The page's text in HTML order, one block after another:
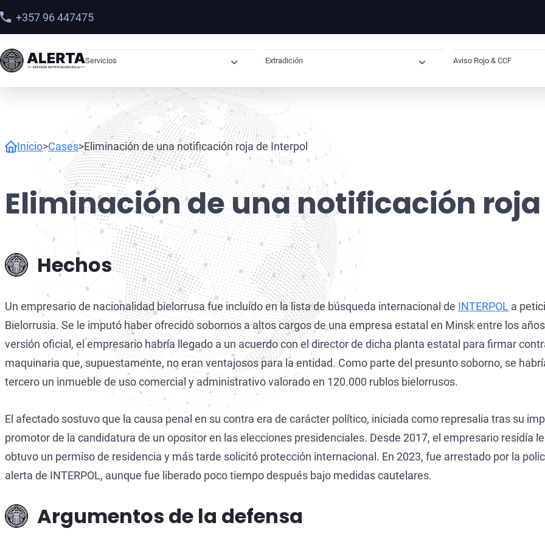
+357 96 447475
Servicios
Órdenes de Arresto
Derechos Humanos
Sanciones
Abogados OFAC
Sanciones OFAC en Latinoamérica
Recuperación de Activos
Narcotráfico
Lavado de Dinero
Ciberdelitos
Delitos Fiscales Internacionales
Extradición
Extradición Internacional
Extradición desde España
Extradición España–Reino Unido
Extradición España–Estados Unidos
Extradición España–México
Extradición España–Brasil
Extradición España–Dubai
Extradición Cuba–España
Extradición Colombia
Extradición Argentina
Extradición Venezuela
Extradición Brasil–Estados Unidos
Extradición Brasil–Portugal
Aviso Rojo & CCF
Cómo saber si
Verificación
Inicio>Cases>Eliminación de una notificación roja de Interpol
Eliminación de una notificación
Hechos
Un empresario de nacionalidad bielorrusa fue incluido en la lista de búsqueda internacional de INTERPOL a
Bielorrusia. Se le imputó haber ofrecido sobornos a altos cargos de una empresa estatal en Minsk entre los
versión oficial, el empresario habría llegado a un acuerdo con el director de dicha planta estatal para firmar
maquinaria que, supuestamente, no eran ventajosos para la entidad. Como parte del presunto soborno, se
tercero un inmueble de uso comercial y administrativo valorado en 120.000 rublos bielorrusos.
El afectado sostuvo que la causa penal en su contra era de carácter político, iniciada como represalia tras su
promotor de la candidatura de un opositor en las elecciones presidenciales. Desde 2017, el empresario residía
obtuvo un permiso de residencia y más tarde solicitó protección internacional. En 2023, fue arrestado por la
alerta de INTERPOL, aunque fue liberado poco tiempo después bajo medidas cautelares.
Argumentos de la defensa